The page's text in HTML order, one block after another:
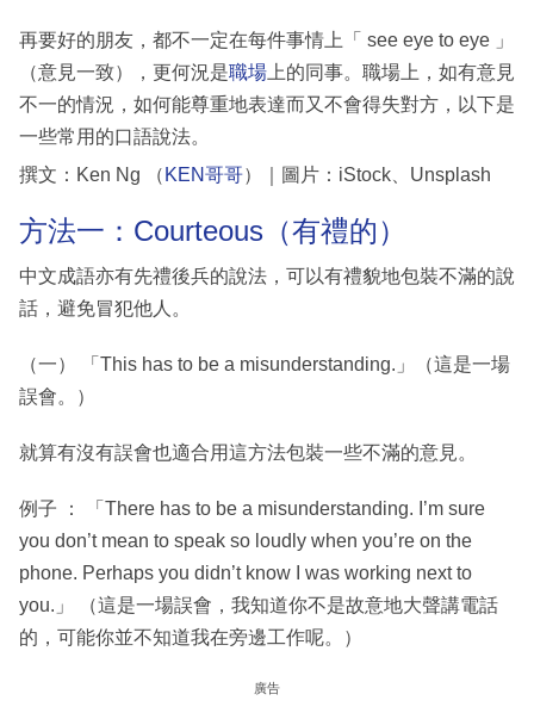
再要好的朋友，都不一定在每件事情上「 see eye to eye 」
（意見一致），更何況是職場 上的同事。職場上，如有意見
不一的情況，如何能尊重地表達而又不會得失對方，以下是
一些常用的口語說法。
撰文：Ken Ng （ KEN哥哥）｜圖片：iStock、Unsplash
方法一：Courteous（有禮的）
中文成語亦有先禮後兵的說法，可以有禮貌地包裝不滿的說
話，避免冒犯他人。
（一） 「This has to be a misunderstanding.」（這是一場
誤會。）
就算有沒有誤會也適合用這方法包裝一些不滿的意見。
例子 ： 「There has to be a misunderstanding. I’m sure
you don’t mean to speak so loudly when you’re on the
phone. Perhaps you didn’t know I was working next to
you.」 （這是一場誤會，我知道你不是故意地大聲講電話
的，可能你並不知道我在旁邊工作呢。）
廣告